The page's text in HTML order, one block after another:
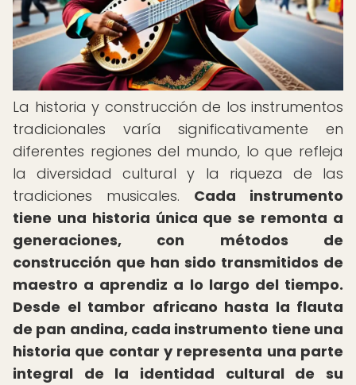
La historia y construcción de los instrumentos
tradicionales varía significativamente en
diferentes regiones del mundo, lo que refleja
la diversidad cultural y la riqueza de las
tradiciones musicales. Cada instrumento
tiene una historia única que se remonta a
generaciones, con métodos de
construcción que han sido transmitidos de
maestro a aprendiz a lo largo del tiempo.
Desde el tambor africano hasta la flauta
de pan andina, cada instrumento tiene una
historia que contar y representa una parte
integral de la identidad cultural de su